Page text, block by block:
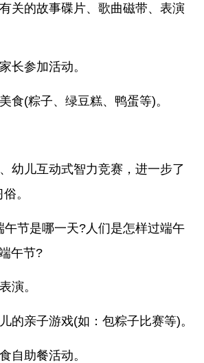
关的故事碟片、歌曲磁带、表演
长参加活动。
食(粽子、绿豆糕、鸭蛋等)。
幼儿互动式智力竞赛，进一步了
。
节是哪一天?人们是怎样过端午
午节?
演。
的亲子游戏(如：包粽子比赛等)。
自助餐活动。